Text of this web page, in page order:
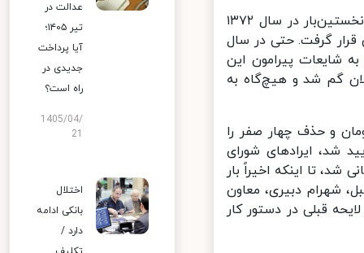
تابناک نوشت: نگاهی به گذشته نشان می‌دهد که ایده حذف صفرها برای نخستین‌بار در سال ۱۳۷۲
گرفت. حتی در سال
که به شایعات پیرامون این
گم شد و هیچ‌گاه به
و حذف چهار صفر را
شد، ایرادهای شورای
این طرح عملاً بایگانی شد، تا اینکه اخیراً بار
شهرام دبیری، معاون
قبلی در دستور کار
عدالت در
تیر ۱۴۰۵؛
آیا پرداخت
جدیدی در
راه است؟
1405/04/
اختلال
بانکی ادامه
دارد /